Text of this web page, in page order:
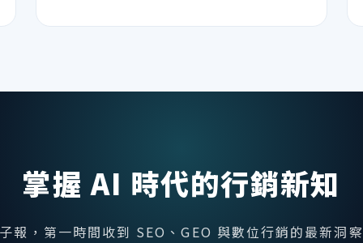
掌握 AI 時代的行銷新知
報，第一時間收到 SEO、GEO 與數位行銷的最新洞